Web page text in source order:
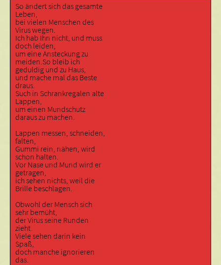
So ändert sich das gesamte
Leben,
bei vielen Menschen des
Virus wegen.
Ich hab Ihn nicht, und muss
doch leiden,
um eine Ansteckung zu
meiden.So bleib ich
geduldig und zu Haus,
und mache mal das Beste
draus.
Such in Schrankregalen alte
Lappen,
um einen Mundschutz
daraus zu machen.
Lappen messen, schneiden,
falten,
Gummi rein, nähen, wird
schon halten.
Vor Nase und Mund wird er
getragen,
ich sehen nichts, weil die
Brille beschlagen.
Obwohl der Mensch sich
sehr bemüht,
der Virus seine Runden
zieht.
Viele sehen darin kein
Spaß,
doch manche ignorieren
das.